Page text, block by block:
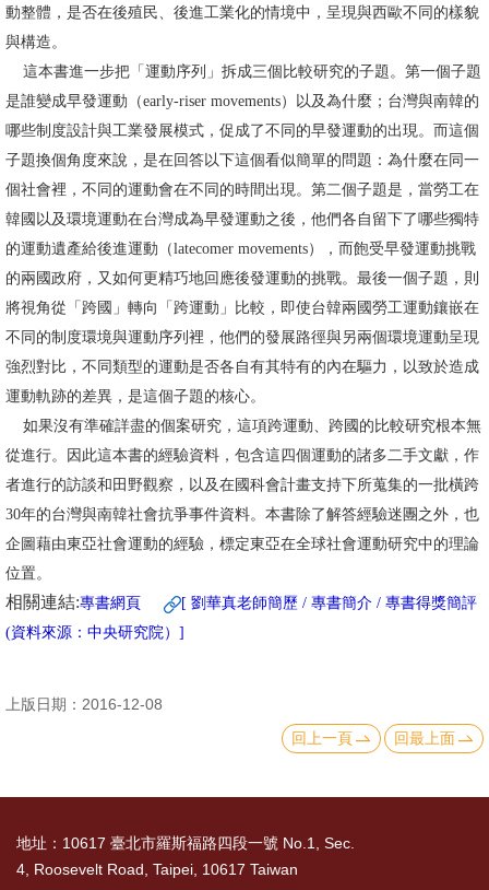
心
輔
&
學
輔
教
研
資
源
與
圖
書
館
回
首
頁
臺
頁
覽
動整體，是否在後殖民、後進工業化的情境中，呈現與西歐不同的樣貌
與構造。
這本書進一步把「運動序列」拆成三個比較研究的子題。第一個子題
是誰變成早發運動（early-riser movements）以及為什麼；台灣與南韓的
哪些制度設計與工業發展模式，促成了不同的早發運動的出現。而這個
子題換個角度來說，是在回答以下這個看似簡單的問題：為什麼在同一
個社會裡，不同的運動會在不同的時間出現。第二個子題是，當勞工在
韓國以及環境運動在台灣成為早發運動之後，他們各自留下了哪些獨特
的運動遺產給後進運動（latecomer movements），而飽受早發運動挑戰
的兩國政府，又如何更精巧地回應後發運動的挑戰。最後一個子題，則
將視角從「跨國」轉向「跨運動」比較，即使台韓兩國勞工運動鑲嵌在
不同的制度環境與運動序列裡，他們的發展路徑與另兩個環境運動呈現
強烈對比，不同類型的運動是否各自有其特有的內在驅力，以致於造成
運動軌跡的差異，是這個子題的核心。
如果沒有準確詳盡的個案研究，這項跨運動、跨國的比較研究根本無
從進行。因此這本書的經驗資料，包含這四個運動的諸多二手文獻，作
者進行的訪談和田野觀察，以及在國科會計畫支持下所蒐集的一批橫跨
30年的台灣與南韓社會抗爭事件資料。本書除了解答經驗迷團之外，也
企圖藉由東亞社會運動的經驗，標定東亞在全球社會運動研究中的理論
位置。
相關連結:專書網頁
[ 劉華真老師簡歷 / 專書簡介 / 專書得獎簡評
(資料來源：中央研究院）]
上版日期：2016-12-08
回上一頁
回最上面
地址：10617 臺北市羅斯福路四段一號 No.1, Sec.
4, Roosevelt Road, Taipei, 10617 Taiwan